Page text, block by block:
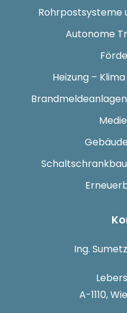
Autonome
Heizung –
Ing.
A-1110,